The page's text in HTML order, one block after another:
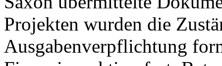
Projekten wurden die
Ausgabenverpflichtung